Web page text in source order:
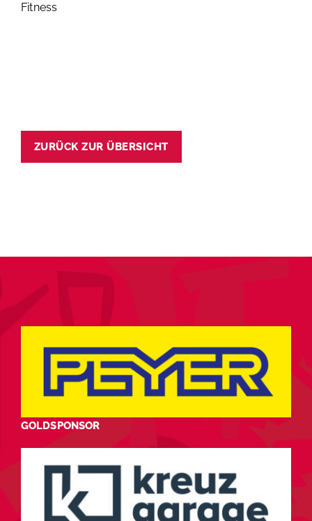
Fitness
ZURÜCK ZUR ÜBERSICHT
GOLDSPONSOR